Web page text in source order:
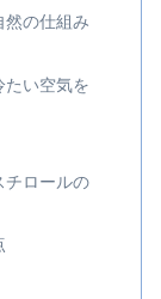
然の仕組み
たい空気を
チロールの